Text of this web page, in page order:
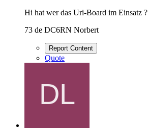
Hi hat wer das Uri-Board im Einsatz ?
73 de DC6RN Norbert
Report Content
Quote